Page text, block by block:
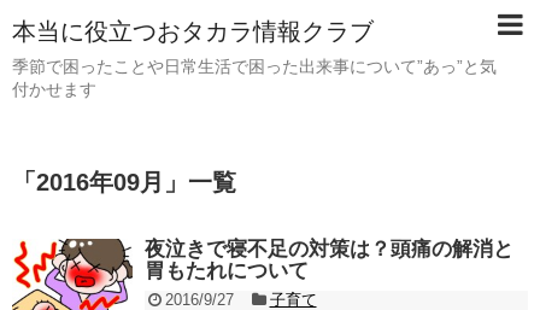
本当に役立つおタカラ情報クラブ
季節で困ったことや日常生活で困った出来事について”あっ”と気
付かせます
「 2016年09月 」 一覧
夜泣きで寝不足の対策は？頭痛の解消と
胃もたれについて
2016/9/27
子育て